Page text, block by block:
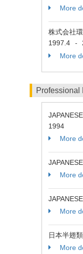
More
株式会社
1997.4
-
More
Professional
1994
More
More
More
日本半翅
More